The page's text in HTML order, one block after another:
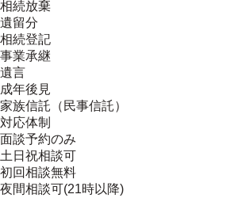
相続放棄
遺留分
相続登記
事業承継
遺言
成年後見
家族信託（民事信託）
対応体制
面談予約のみ
土日祝相談可
初回相談無料
夜間相談可(21時以降)